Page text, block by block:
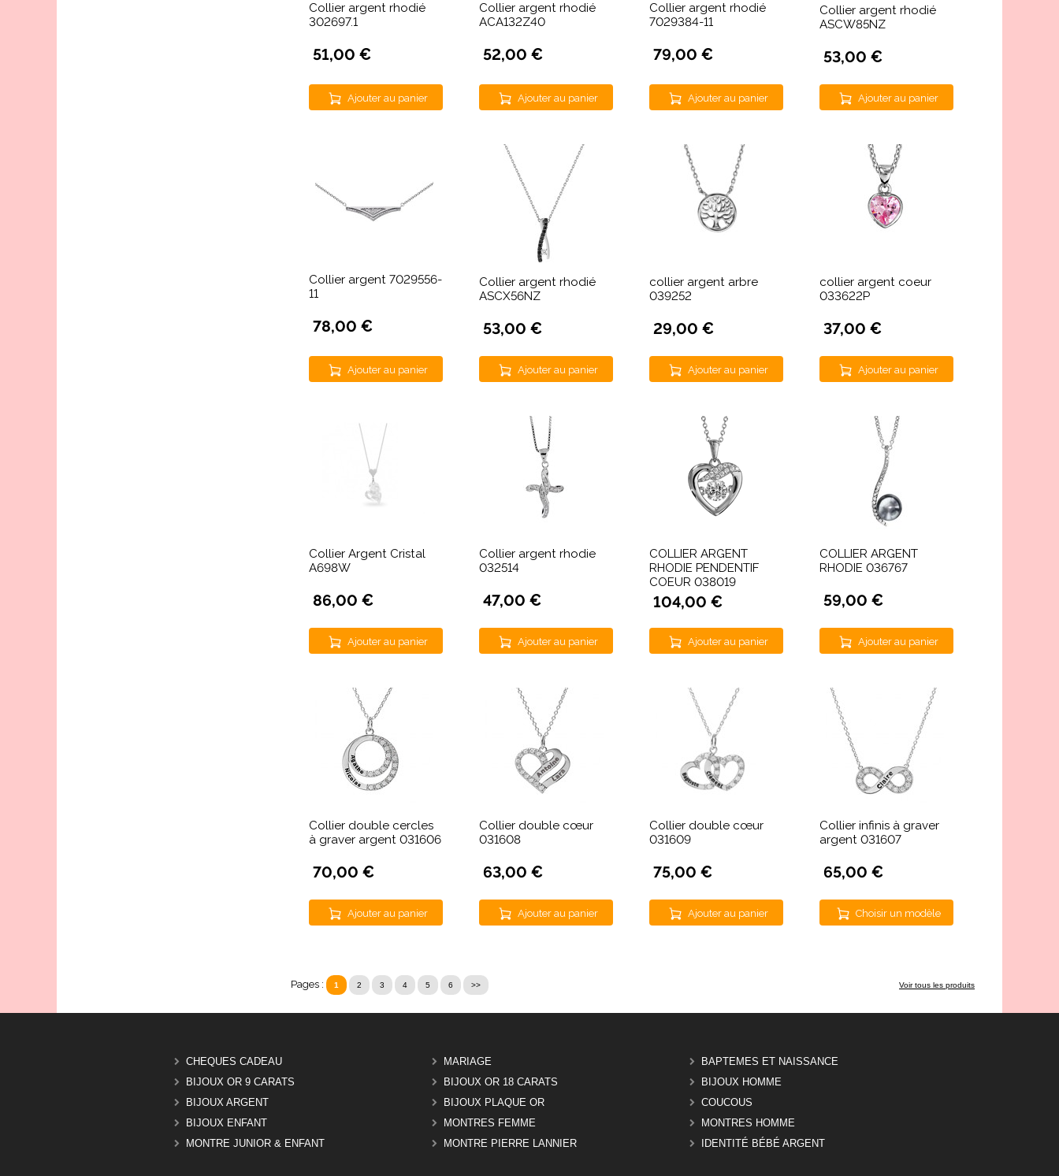
Collier argent rhodié
302697.1
51,00 €
Ajouter au panier
Collier argent rhodié
ACA132Z40
52,00 €
Ajouter au panier
Collier argent rhodié
7029384-11
79,00 €
Ajouter au panier
Collier argent rhodié
ASCW85NZ
53,00 €
Ajouter au panier
Collier argent 7029556-
11
78,00 €
Ajouter au panier
Collier argent rhodié
ASCX56NZ
53,00 €
Ajouter au panier
collier argent arbre
039252
29,00 €
Ajouter au panier
collier argent coeur
033622P
37,00 €
Ajouter au panier
Collier Argent Cristal
A698W
86,00 €
Ajouter au panier
Collier argent rhodie
032514
47,00 €
Ajouter au panier
COLLIER ARGENT
RHODIE PENDENTIF
COEUR 038019
104,00 €
Ajouter au panier
COLLIER ARGENT
RHODIE 036767
59,00 €
Ajouter au panier
Collier double cercles
à graver argent 031606
70,00 €
Ajouter au panier
Collier double cœur
031608
63,00 €
Ajouter au panier
Collier double cœur
031609
75,00 €
Ajouter au panier
Collier infinis à graver
argent 031607
65,00 €
Choisir un modèle
Pages : 1 2 3 4 5 6 >> Voir tous les produits
CHEQUES CADEAU MARIAGE
BAPTEMES ET NAISSANCE
BIJOUX OR 9 CARATS
BIJOUX OR 18 CARATS
BIJOUX HOMME
BIJOUX ARGENT
BIJOUX PLAQUE OR
COUCOUS
BIJOUX ENFANT
MONTRES FEMME
MONTRES HOMME
MONTRE JUNIOR & ENFANT
MONTRE PIERRE LANNIER IDENTITÉ BÉBÉ ARGENT